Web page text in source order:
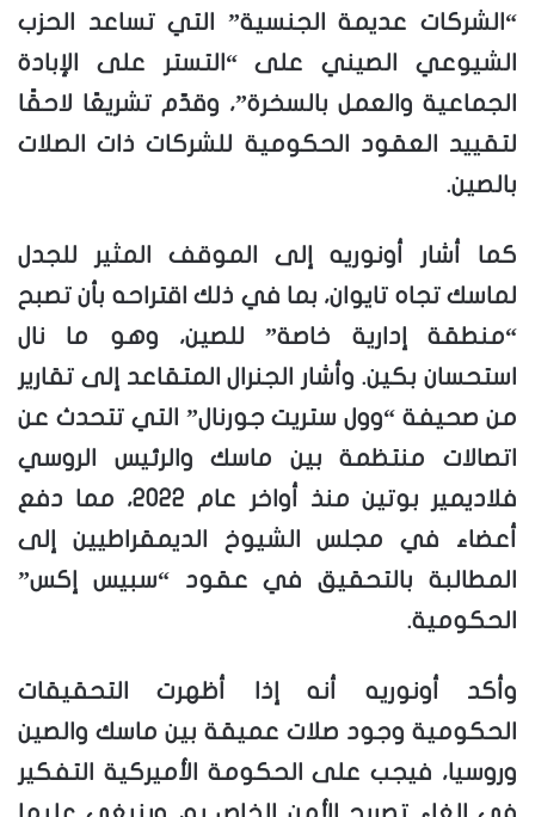
“الشركات عديمة الجنسية” التي تساعد الحزب
الشيوعي الصيني على “التستر على الإبادة
الجماعية والعمل بالسخرة”، وقدّم تشريعًا لاحقًا
لتقييد العقود الحكومية للشركات ذات الصلات
بالصين.
كما أشار أونوريه إلى الموقف المثير للجدل
لماسك تجاه تايوان، بما في ذلك اقتراحه بأن تصبح
“منطقة إدارية خاصة” للصين، وهو ما نال
استحسان بكين. وأشار الجنرال المتقاعد إلى تقارير
من صحيفة “وول ستريت جورنال” التي تتحدث عن
اتصالات منتظمة بين ماسك والرئيس الروسي
فلاديمير بوتين منذ أواخر عام 2022، مما دفع
أعضاء في مجلس الشيوخ الديمقراطيين إلى
المطالبة بالتحقيق في عقود “سبيس إكس”
الحكومية.
وأكد أونوريه أنه إذا أظهرت التحقيقات
الحكومية وجود صلات عميقة بين ماسك والصين
وروسيا، فيجب على الحكومة الأميركية التفكير